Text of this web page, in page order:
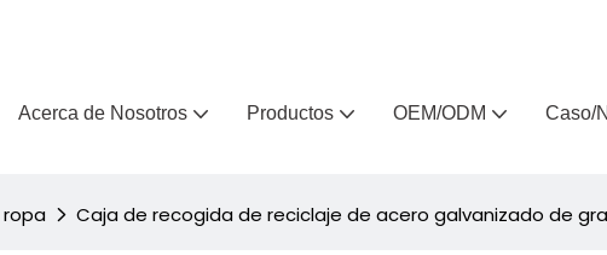
Acerca de Nosotros Productos OEM/ODM Caso/
Caja de recogida de reciclaje de acero galvanizado de